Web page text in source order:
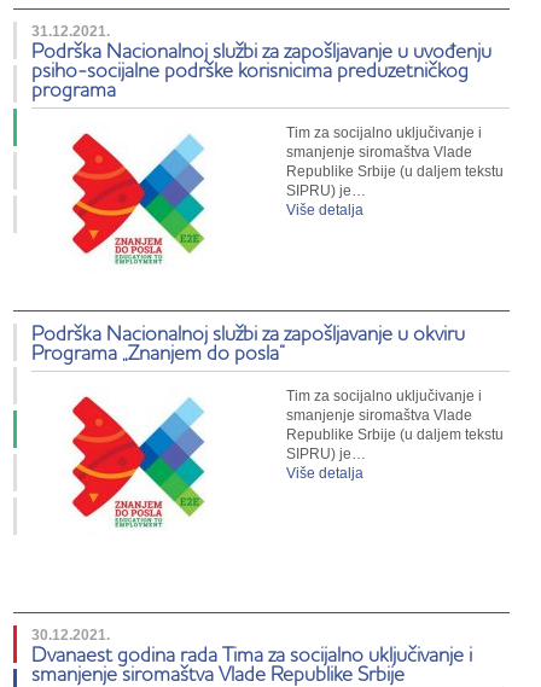
31.12.2021.
Podrška Nacionalnoj službi za zapošljavanje u uvođenju
psiho-socijalne podrške korisnicima preduzetničkog
programa
Tim za socijalno uključivanje i
smanjenje siromaštva Vlade
Republike Srbije (u daljem tekstu
SIPRU) je…
Više detalja
Podrška Nacionalnoj službi za zapošljavanje u okviru
Programa „Znanjem do posla“
Tim za socijalno uključivanje i
smanjenje siromaštva Vlade
Republike Srbije (u daljem tekstu
SIPRU) je…
Više detalja
30.12.2021.
Dvanaest godina rada Tima za socijalno uključivanje i
smanjenje siromaštva Vlade Republike Srbije